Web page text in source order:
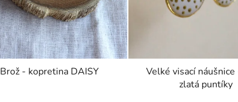
Brož - kopretina DAISY
Velké visací
zlatá puntíky